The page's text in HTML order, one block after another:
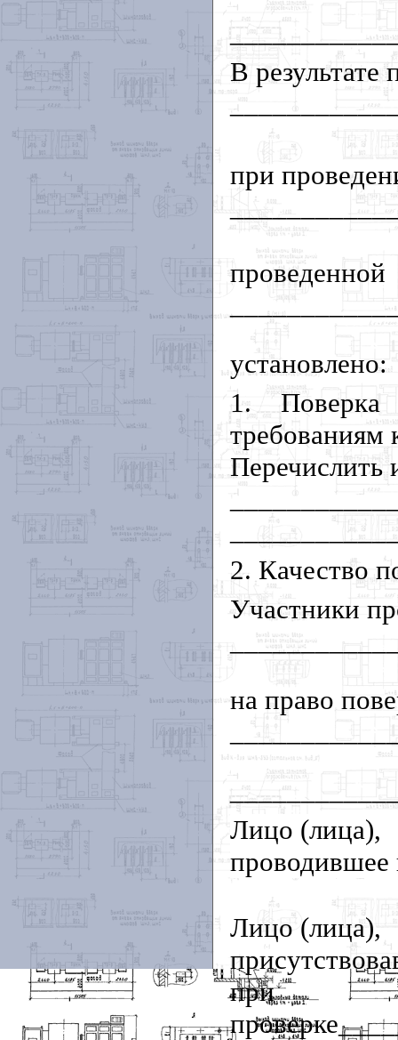
В результате
при
проведенной
установлено:
1. Поверка
требованиям
Перечислить
2. Качество
Участники
на право
Лицо (лица),
проводившее
Лицо (лица),
при